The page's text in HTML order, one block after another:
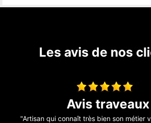
Les avis de nos
Toiture fuite
"Il a révisé ma toiture complète j’avais des